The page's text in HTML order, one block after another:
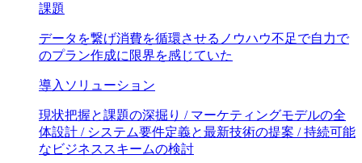
課題
データを繋げ消費を循環させるノウハウ不足で自力で
のプラン作成に限界を感じていた
導入ソリューション
現状把握と課題の深掘り / マーケティングモデルの全
体設計 / システム要件定義と最新技術の提案 / 持続可能
なビジネススキームの検討